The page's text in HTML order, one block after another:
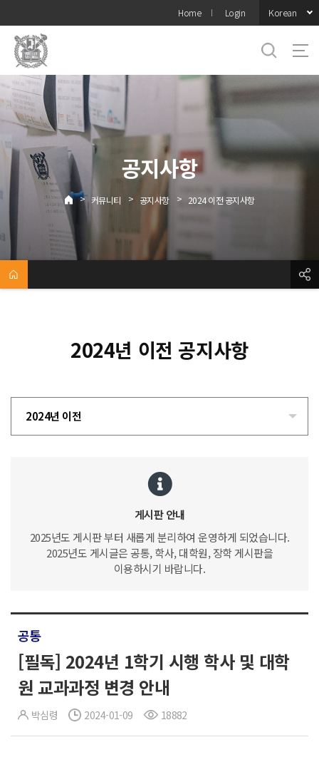
메뉴
Home Login Korean
공지사항
> 커뮤니티 > 공지사항 > 2024 이전 공지사항
2024년 이전 공지사항
2024년 이전
게시판 안내
2025년도 게시판 부터 새롭게 분리하여 운영하게 되었습니다.
2025년도 게시글은 공통, 학사, 대학원, 장학 게시판을
이용하시기 바랍니다.
공통
[필독] 2024년 1학기 시행 학사 및 대학
원 교과과정 변경 안내
박심령 2024-01-09 18882